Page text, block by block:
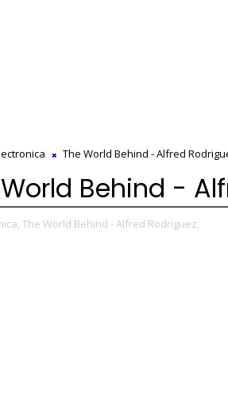
The World Behind - Alfred
Behind -
The World Behind - Alfred Rodriguez,